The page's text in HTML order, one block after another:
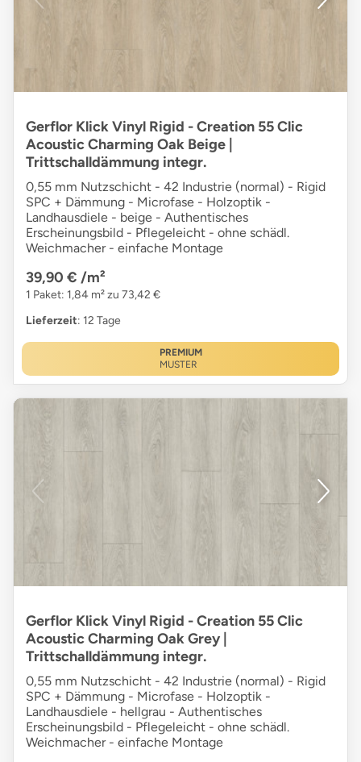
Gerflor Klick Vinyl Rigid - Creation 55 Clic
Acoustic Charming Oak Beige |
Trittschalldämmung integr.
0,55 mm Nutzschicht - 42 Industrie (normal) - Rigid
SPC + Dämmung - Microfase - Holzoptik -
Landhausdiele - beige - Authentisches
Erscheinungsbild - Pflegeleicht - ohne schädl.
Weichmacher - einfache Montage
39,90 € /m²
1 Paket: 1,84 m² zu 73,42 €
Lieferzeit: 12 Tage
PREMIUM
MUSTER
Gerflor Klick Vinyl Rigid - Creation 55 Clic
Acoustic Charming Oak Grey |
Trittschalldämmung integr.
0,55 mm Nutzschicht - 42 Industrie (normal) - Rigid
SPC + Dämmung - Microfase - Holzoptik -
Landhausdiele - hellgrau - Authentisches
Erscheinungsbild - Pflegeleicht - ohne schädl.
Weichmacher - einfache Montage